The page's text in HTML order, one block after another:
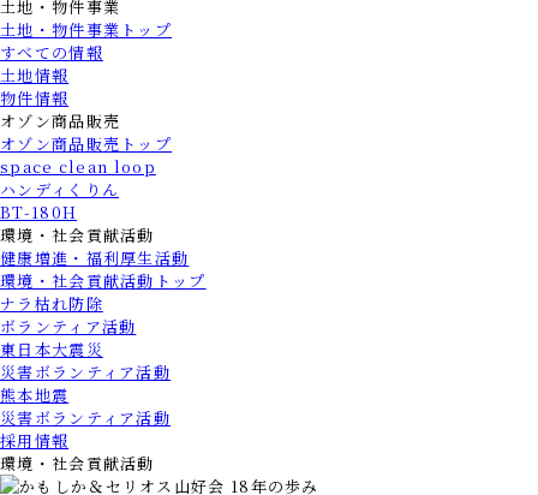
土地・物件事業
土地・物件事業トップ
すべての情報
土地情報
物件情報
オゾン商品販売
オゾン商品販売トップ
space clean loop
ハンディくりん
BT-180H
環境・社会貢献活動
健康増進・福利厚生活動
環境・社会貢献活動トップ
ナラ枯れ防除
ボランティア活動
東日本大震災
災害ボランティア活動
熊本地震
災害ボランティア活動
採用情報
環境・社会貢献活動